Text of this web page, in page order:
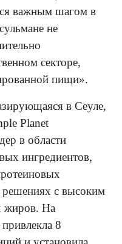
важным шагом в
не
секторе,
пищи».
в Сеуле,
Planet
в области
ингредиентов,
с высоким
жиров. На
8